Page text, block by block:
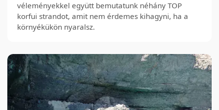
véleményekkel együtt bemutatunk néhány TOP
korfui strandot, amit nem érdemes kihagyni, ha a
környékükön nyaralsz.